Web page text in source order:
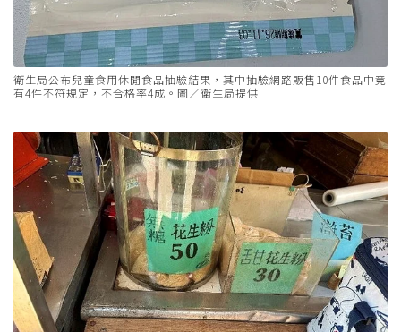
衛生局公布兒童食用休閒食品抽驗結果，其中抽驗網路販售10件食品中竟
有4件不符規定，不合格率4成。圖／衛生局提供